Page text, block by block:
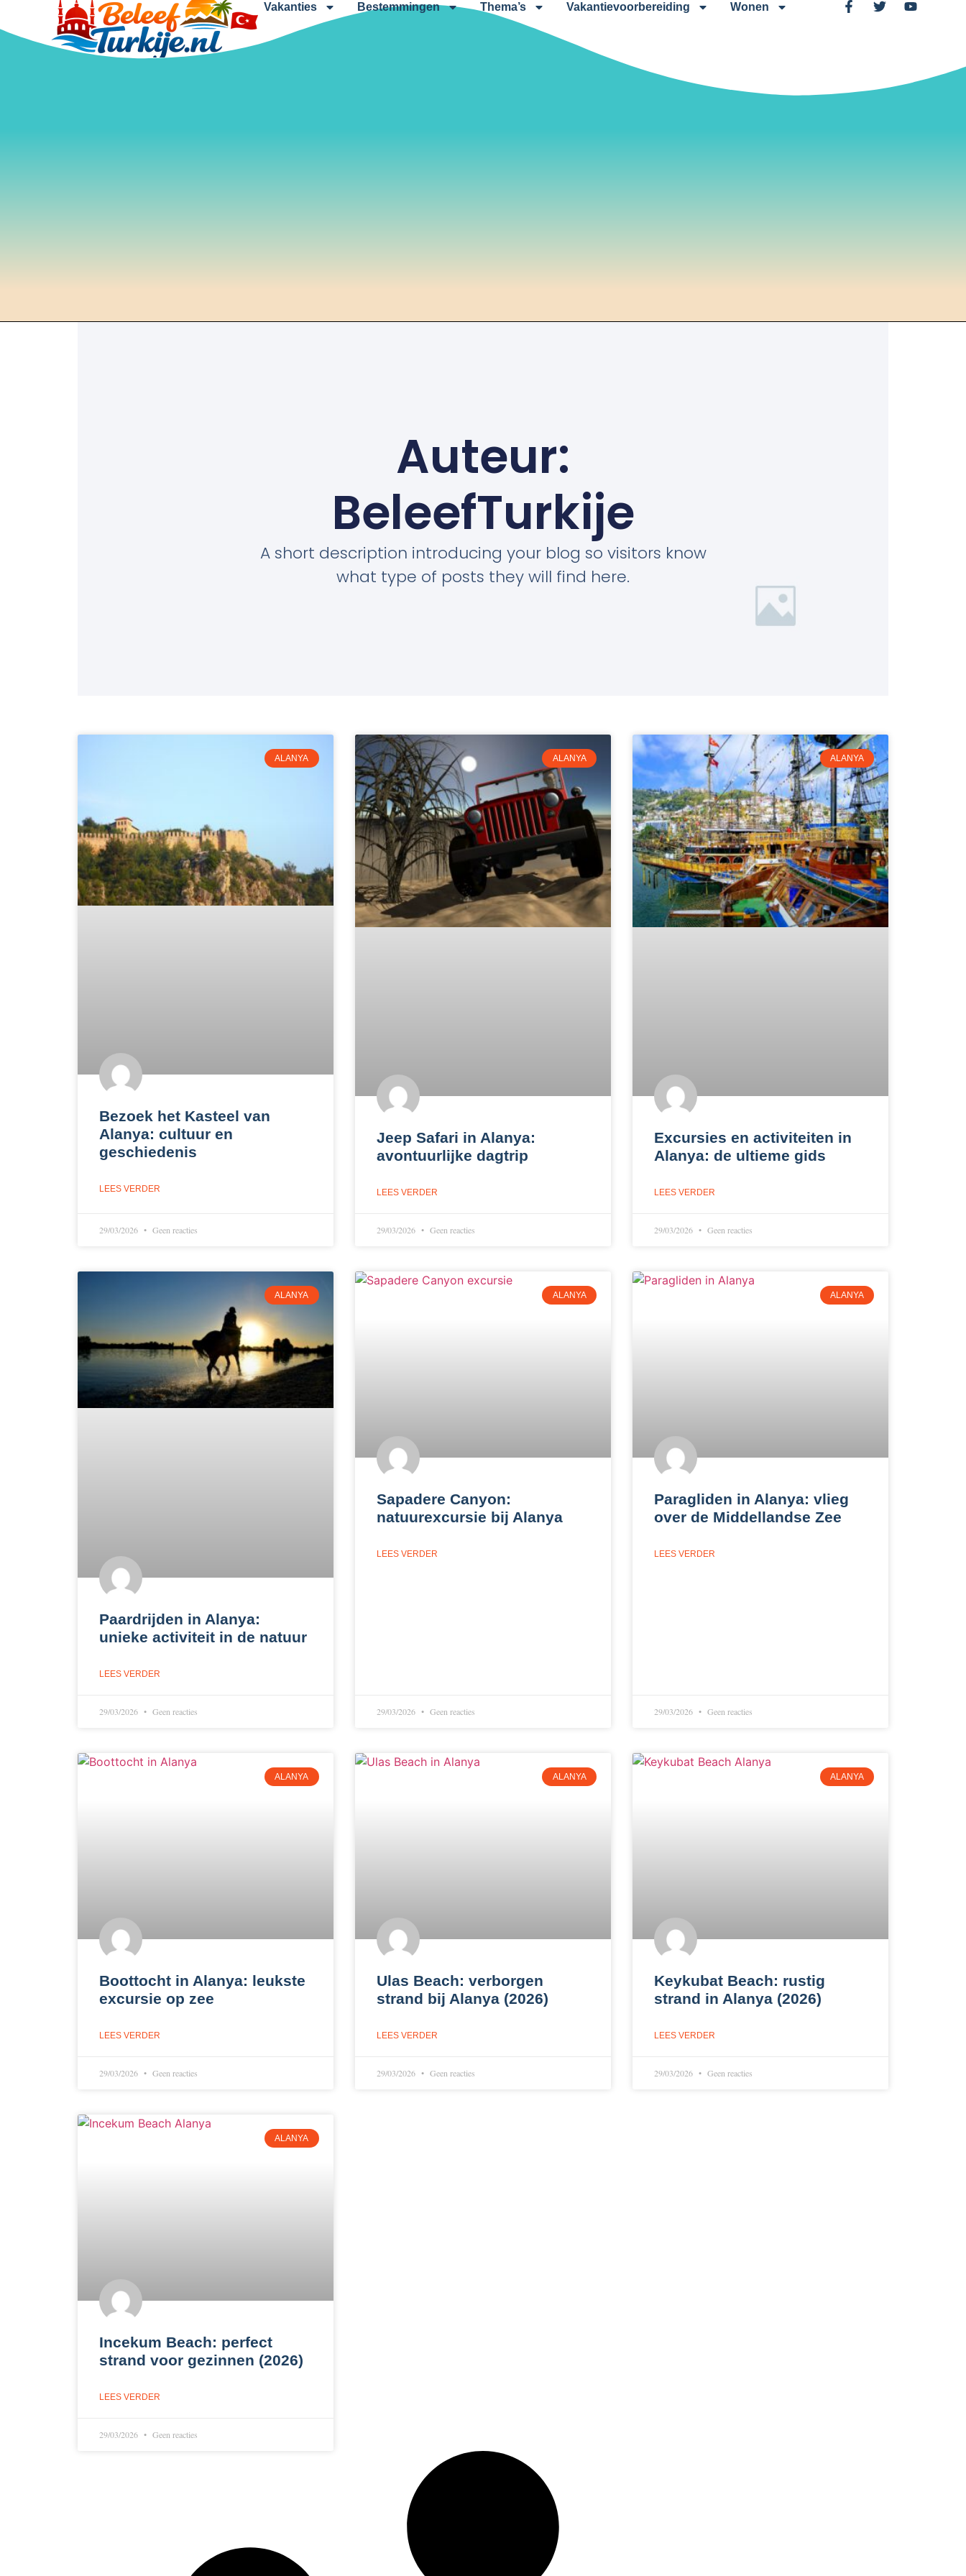
Vakanties Bestemmingen Thema’s Vakantievoorbereiding Wonen
Auteur:
BeleefTurkije
A short description introducing your blog so visitors know
what type of posts they will find here.
ALANYA
Bezoek het Kasteel van
Alanya: cultuur en
geschiedenis
LEES VERDER
29/03/2026 Geen reacties
ALANYA
Jeep Safari in Alanya:
avontuurlijke dagtrip
LEES VERDER
29/03/2026 Geen reacties
ALANYA
Excursies en activiteiten in
Alanya: de ultieme gids
LEES VERDER
29/03/2026 Geen reacties
ALANYA
Paardrijden in Alanya:
unieke activiteit in de natuur
LEES VERDER
29/03/2026 Geen reacties
ALANYA
Sapadere Canyon:
natuurexcursie bij Alanya
LEES VERDER
29/03/2026 Geen reacties
ALANYA
Paragliden in Alanya: vlieg
over de Middellandse Zee
LEES VERDER
29/03/2026 Geen reacties
ALANYA
Boottocht in Alanya: leukste
excursie op zee
LEES VERDER
29/03/2026 Geen reacties
ALANYA
Ulas Beach: verborgen
strand bij Alanya (2026)
LEES VERDER
29/03/2026 Geen reacties
ALANYA
Keykubat Beach: rustig
strand in Alanya (2026)
LEES VERDER
29/03/2026 Geen reacties
ALANYA
Incekum Beach: perfect
strand voor gezinnen (2026)
LEES VERDER
29/03/2026 Geen reacties